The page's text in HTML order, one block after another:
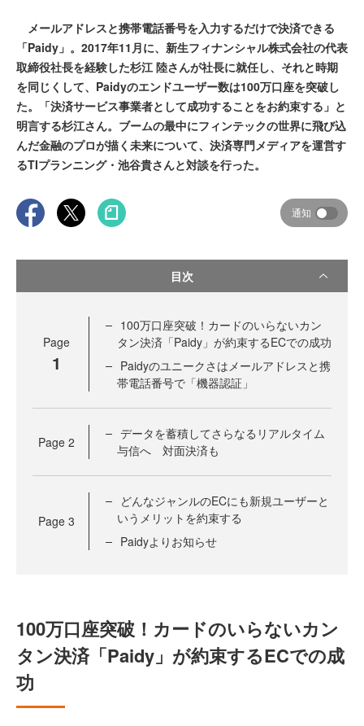
メールアドレスと携帯電話番号を入力するだけで決済できる
「Paidy」。2017年11月に、新生フィナンシャル株式会社の代表
取締役社長を経験した杉江 陸さんが社長に就任し、それと時期
を同じくして、Paidyのエンドユーザー数は100万口座を突破し
た。「決済サービス事業者として成功することをお約束する」と
明言する杉江さん。ブームの最中にフィンテックの世界に飛び込
んだ金融のプロが描く未来について、決済専門メディアを運営す
るTIプランニング・池谷貴さんと対談を行った。
通知
目次
Page
1
100万口座突破！カードのいらないカン
タン決済「Paidy」が約束するECでの成功
Paidyのユニークさはメールアドレスと携
帯電話番号で「機器認証」
Page 2
データを蓄積してさらなるリアルタイム
与信へ 対面決済も
Page 3
どんなジャンルのECにも新規ユーザーと
いうメリットを約束する
Paidyよりお知らせ
100万口座突破！カードのいらないカン
タン決済「Paidy」が約束するECでの成
功